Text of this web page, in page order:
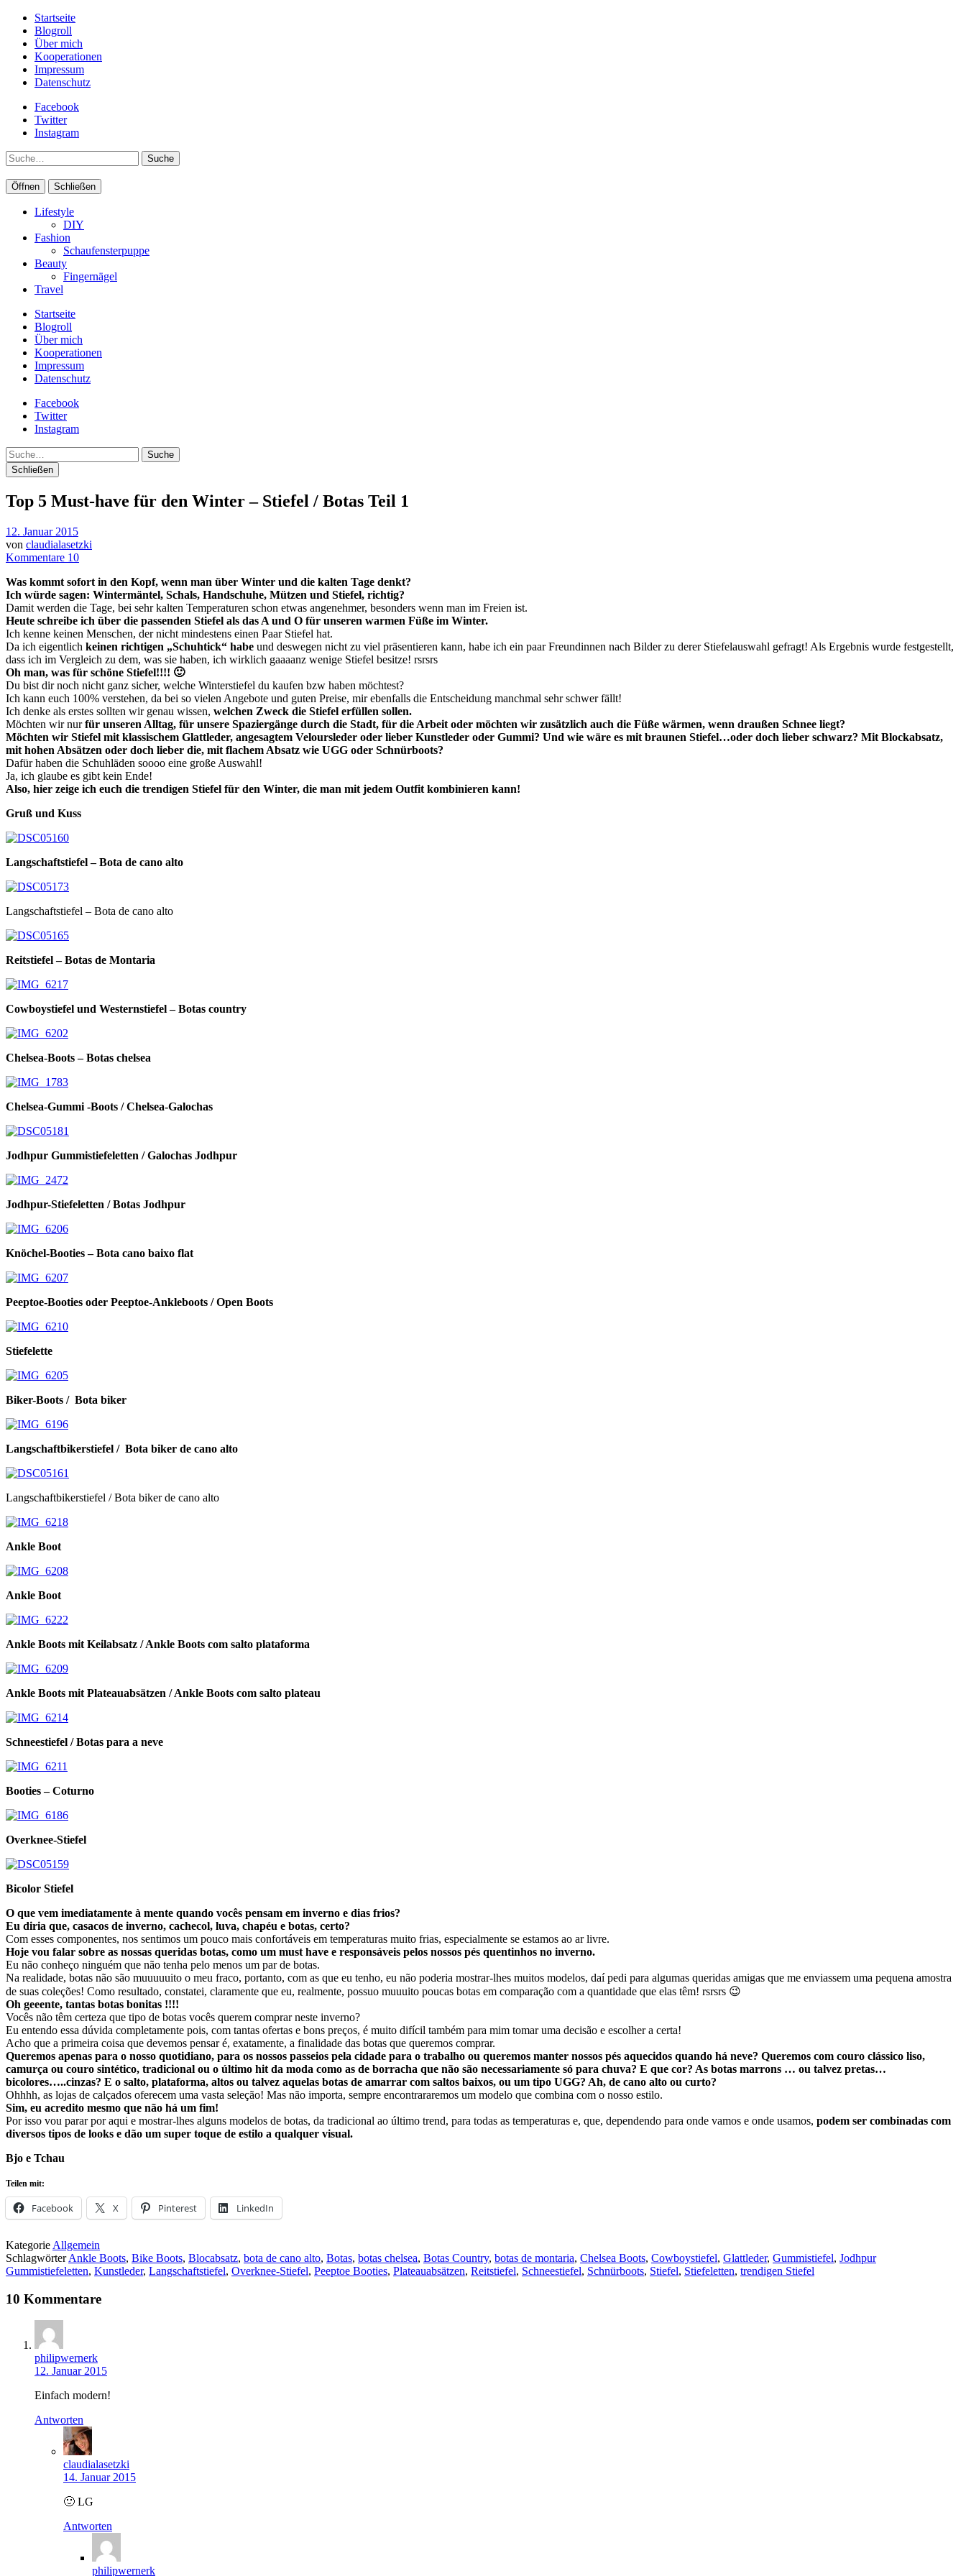
Startseite
Blogroll
Über mich
Kooperationen
Impressum
Datenschutz
Facebook
Twitter
Instagram
Suche
Öffnen Schließen
Lifestyle
DIY
Fashion
Schaufensterpuppe
Beauty
Fingernägel
Travel
Startseite
Blogroll
Über mich
Kooperationen
Impressum
Datenschutz
Facebook
Twitter
Instagram
Suche
Schließen
Top 5 Must-have für den Winter – Stiefel / Botas Teil 1
12. Januar 2015
von claudialasetzki
Kommentare 10
Was kommt sofort in den Kopf, wenn man über Winter und die kalten Tage denkt?
Ich würde sagen: Wintermäntel, Schals, Handschuhe, Mützen und Stiefel, richtig?
Damit werden die Tage, bei sehr kalten Temperaturen schon etwas angenehmer, besonders wenn man im Freien ist.
Heute schreibe ich über die passenden Stiefel als das A und O für unseren warmen Füße im Winter.
Ich kenne keinen Menschen, der nicht mindestens einen Paar Stiefel hat.
Da ich eigentlich keinen richtigen „Schuhtick“ habe und deswegen nicht zu viel präsentieren kann, habe ich ein paar Freundinnen nach Bilder zu derer Stiefelauswahl gefragt! Als Ergebnis wurde festgestellt,
dass ich im Vergleich zu dem, was sie haben, ich wirklich gaaaanz wenige Stiefel besitze! rsrsrs
Oh man, was für schöne Stiefel!!!! 🙂
Du bist dir noch nicht ganz sicher, welche Winterstiefel du kaufen bzw haben möchtest?
Ich kann euch 100% verstehen, da bei so vielen Angebote und guten Preise, mir ebenfalls die Entscheidung manchmal sehr schwer fällt!
Ich denke als erstes sollten wir genau wissen, welchen Zweck die Stiefel erfüllen sollen.
Möchten wir nurfür unseren Alltag, für unsere Spaziergänge durch die Stadt, für die Arbeit oder möchten wir zusätzlich auch die Füße wärmen, wenn draußen Schnee liegt?
Möchten wir Stiefel mit klassischem Glattleder, angesagtem Veloursleder oder lieber Kunstleder oder Gummi? Und wie wäre es mit braunen Stiefel…oder doch lieber schwarz? Mit Blockabsatz,
mit hohen Absätzen oder doch lieber die, mit flachem Absatz wie UGG oder Schnürboots?
Dafür haben die Schuhläden soooo eine große Auswahl!
Ja, ich glaube es gibt kein Ende!
Also, hier zeige ich euch die trendigen Stiefel für den Winter, die man mit jedem Outfit kombinieren kann!
Gruß und Kuss
Langschaftstiefel – Bota de cano alto
Langschaftstiefel – Bota de cano alto
Reitstiefel – Botas de Montaria
Cowboystiefel und Westernstiefel – Botas country
Chelsea-Boots – Botas chelsea
Chelsea-Gummi -Boots / Chelsea-Galochas
Jodhpur Gummistiefeletten / Galochas Jodhpur
Jodhpur-Stiefeletten / Botas Jodhpur
Knöchel-Booties – Bota cano baixo flat
Peeptoe-Booties oder Peeptoe-Ankleboots / Open Boots
Stiefelette
Biker-Boots / Bota biker
Langschaftbikerstiefel / Bota biker de cano alto
Langschaftbikerstiefel / Bota biker de cano alto
Ankle Boot
Ankle Boot
Ankle Boots mit Keilabsatz / Ankle Boots com salto plataforma
Ankle Boots mit Plateauabsätzen / Ankle Boots com salto plateau
Schneestiefel / Botas para a neve
Booties – Coturno
Overknee-Stiefel
Bicolor Stiefel
O que vem imediatamente à mente quando vocês pensam em inverno e dias frios?
Eu diria que, casacos de inverno, cachecol, luva, chapéu e botas, certo?
Com esses componentes, nos sentimos um pouco mais confortáveis em temperaturas muito frias, especialmente se estamos ao ar livre.
Hoje vou falar sobre as nossas queridas botas, como um must have e responsáveis pelos nossos pés quentinhos no inverno.
Eu não conheço ninguém que não tenha pelo menos um par de botas.
Na realidade, botas não são muuuuuito o meu fraco, portanto, com as que eu tenho, eu não poderia mostrar-lhes muitos modelos, daí pedi para algumas queridas amigas que me enviassem uma pequena amostra
de suas coleções! Como resultado, constatei, claramente que eu, realmente, possuo muuuito poucas botas em comparação com a quantidade que elas têm! rsrsrs 😉
Oh geeente, tantas botas bonitas !!!!
Vocês não têm certeza que tipo de botas vocês querem comprar neste inverno?
Eu entendo essa dúvida completamente pois, com tantas ofertas e bons preços, é muito difícil também para mim tomar uma decisão e escolher a certa!
Acho que a primeira coisa que devemos pensar é, exatamente, a finalidade das botas que queremos comprar.
Queremos apenas para o nosso quotidiano, para os nossos passeios pela cidade para o trabalho ou queremos manter nossos pés aquecidos quando há neve? Queremos com couro clássico liso,
camurça ou couro sintético, tradicional ou o último hit da moda como as de borracha que não são necessariamente só para chuva? E que cor? As botas marrons … ou talvez pretas…
bicolores…..cinzas? E o salto, plataforma, altos ou talvez aquelas botas de amarrar com saltos baixos, ou um tipo UGG? Ah, de cano alto ou curto?
Ohhhh, as lojas de calçados oferecem uma vasta seleção! Mas não importa, sempre encontrararemos um modelo que combina com o nosso estilo.
Sim, eu acredito mesmo que não há um fim!
Por isso vou parar por aqui e mostrar-lhes alguns modelos de botas, da tradicional ao último trend, para todas as temperaturas e, que, dependendo para onde vamos e onde usamos, podem ser combinadas com
diversos tipos de looks e dão um super toque de estilo a qualquer visual.
Bjo e Tchau
Teilen mit:
Facebook X Pinterest LinkedIn
Kategorie Allgemein
SchlagwörterAnkle Boots, Bike Boots, Blocabsatz, bota de cano alto, Botas, botas chelsea, Botas Country, botas de montaria, Chelsea Boots, Cowboystiefel, Glattleder, Gummistiefel, Jodhpur
Gummistiefeletten, Kunstleder, Langschaftstiefel, Overknee-Stiefel, Peeptoe Booties, Plateauabsätzen, Reitstiefel, Schneestiefel, Schnürboots, Stiefel, Stiefeletten, trendigen Stiefel
10 Kommentare
philipwernerk
12. Januar 2015
Einfach modern!
Antworten
claudialasetzki
14. Januar 2015
🙂 LG
Antworten
philipwernerk